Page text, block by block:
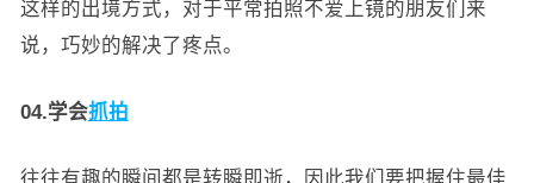
这样的出境方式，对于平常拍照不爱上镜的朋友们来
说，巧妙的解决了疼点。
04.学会抓拍
往往有趣的瞬间都是转瞬即逝，因此我们要把握住最佳